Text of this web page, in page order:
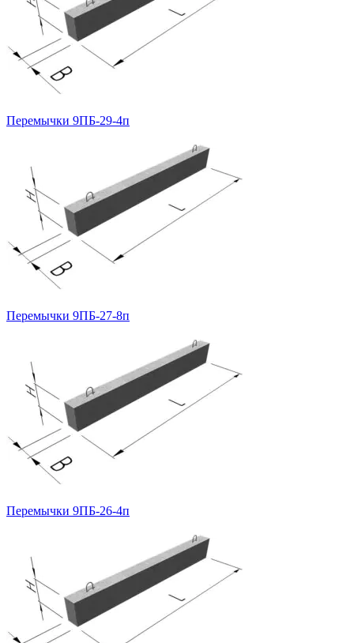
Перемычки 9ПБ-29-4п
Перемычки 9ПБ-27-8п
Перемычки 9ПБ-26-4п